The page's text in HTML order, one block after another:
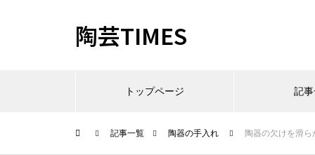
陶芸TIMES
トップページ 記
記事一覧 陶器の手入れ 陶器の欠けを滑